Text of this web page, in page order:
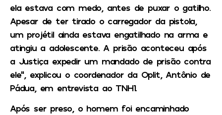
ela estava com medo, antes de puxar o gatilho.
Apesar de ter tirado o carregador da pistola,
um projétil ainda estava engatilhado na arma e
atingiu a adolescente. A prisão aconteceu após
a Justiça expedir um mandado de prisão contra
ele”, explicou o coordenador da Oplit, Antônio de
Pádua, em entrevista ao TNH1.
Após ser preso, o homem foi encaminhado